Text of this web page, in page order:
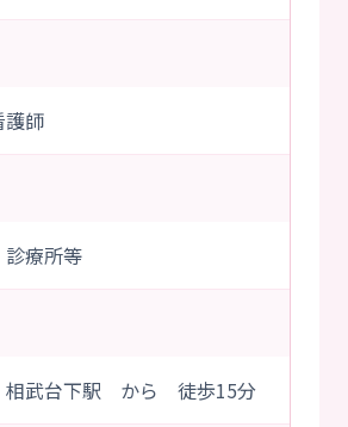
護師
診療所等
相武台下駅 から 徒歩15分